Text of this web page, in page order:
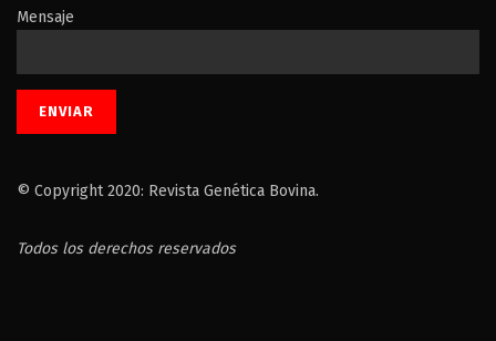
Mensaje
© Copyright 2020: Revista Genética Bovina.
Todos los derechos reservados